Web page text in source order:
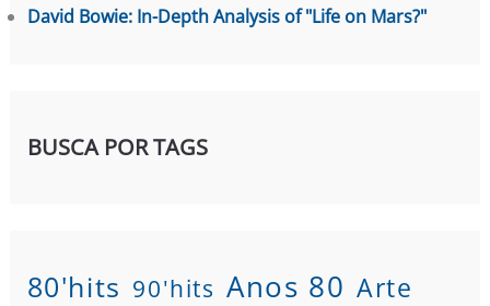
David Bowie: In-Depth Analysis of "Life on Mars?"
BUSCA POR TAGS
80'hits 90'hits Anos 80 Arte